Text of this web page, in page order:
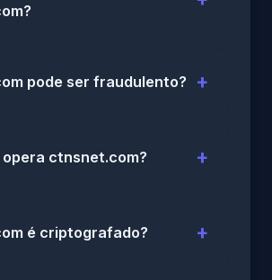
pode ser fraudulento?
opera ctnsnet.com?
é criptografado?